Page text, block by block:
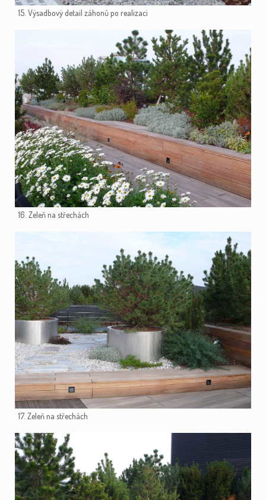
15. Výsadbový detail záhonů po realizaci
16. Zeleň na střechách
17. Zeleň na střechách